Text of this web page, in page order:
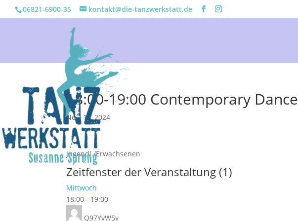
06821-6900-35 kontakt@die-tanzwerkstatt.de
18:00-19:00 Contemporary Dance
Nov. 14, 2024
Jugendl./Erwachsenen
Zeitfenster der Veranstaltung (1)
Mittwoch
18:00 - 19:00
Q97YvW5y